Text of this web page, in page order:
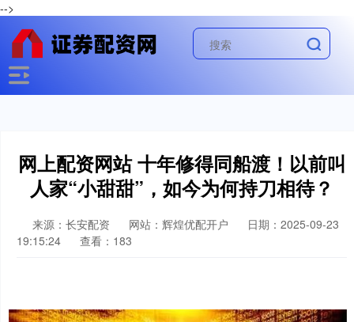
-->
网上配资网站 十年修得同船渡！以前叫
人家“小甜甜”，如今为何持刀相待？
来源：长安配资 网站：辉煌优配开户
日期：2025-09-23
19:15:24
查看：183